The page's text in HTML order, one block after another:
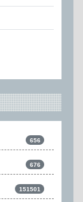
656
676
151501